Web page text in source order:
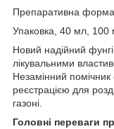
Препаративна
Упаковка, 40 мл, 100
Новий надійний
лікувальними
Незамінний помічник
реєстрацією для
газоні.
Головні переваги